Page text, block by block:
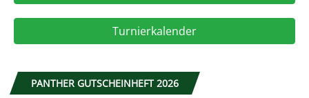
Turnierkalender
PANTHER GUTSCHEINHEFT 2026